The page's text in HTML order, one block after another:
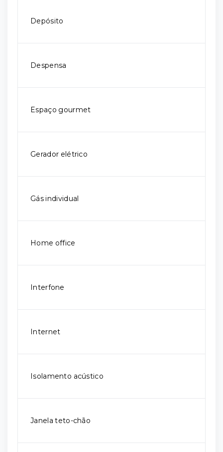
Depósito
Despensa
Espaço gourmet
Gerador elétrico
Gás individual
Home office
Interfone
Internet
Isolamento acústico
Janela teto-chão